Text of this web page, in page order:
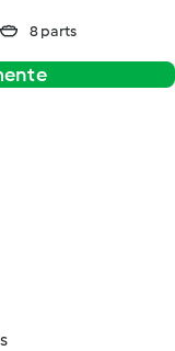
8 parts